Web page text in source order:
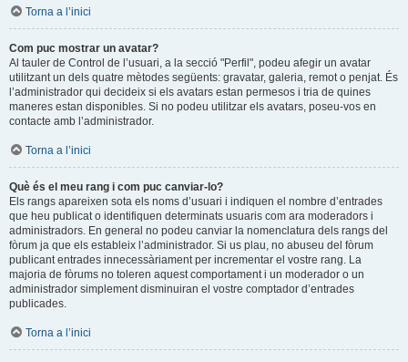
Torna a l’inici
Com puc mostrar un avatar?
Al tauler de Control de l’usuari, a la secció "Perfil", podeu afegir un avatar
utilitzant un dels quatre mètodes següents: gravatar, galeria, remot o penjat. És
l’administrador qui decideix si els avatars estan permesos i tria de quines
maneres estan disponibles. Si no podeu utilitzar els avatars, poseu-vos en
contacte amb l’administrador.
Torna a l’inici
Què és el meu rang i com puc canviar-lo?
Els rangs apareixen sota els noms d’usuari i indiquen el nombre d’entrades
que heu publicat o identifiquen determinats usuaris com ara moderadors i
administradors. En general no podeu canviar la nomenclatura dels rangs del
fòrum ja que els estableix l’administrador. Si us plau, no abuseu del fòrum
publicant entrades innecessàriament per incrementar el vostre rang. La
majoria de fòrums no toleren aquest comportament i un moderador o un
administrador simplement disminuiran el vostre comptador d’entrades
publicades.
Torna a l’inici